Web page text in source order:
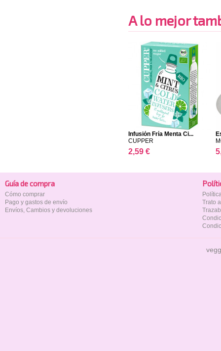
A lo mejor
Infusión Fría Menta Ci...
CUPPER
2,59 €
Guía de compra
Cómo comprar
Pago y gastos de envío
Envíos, Cambios y devoluciones
Trato